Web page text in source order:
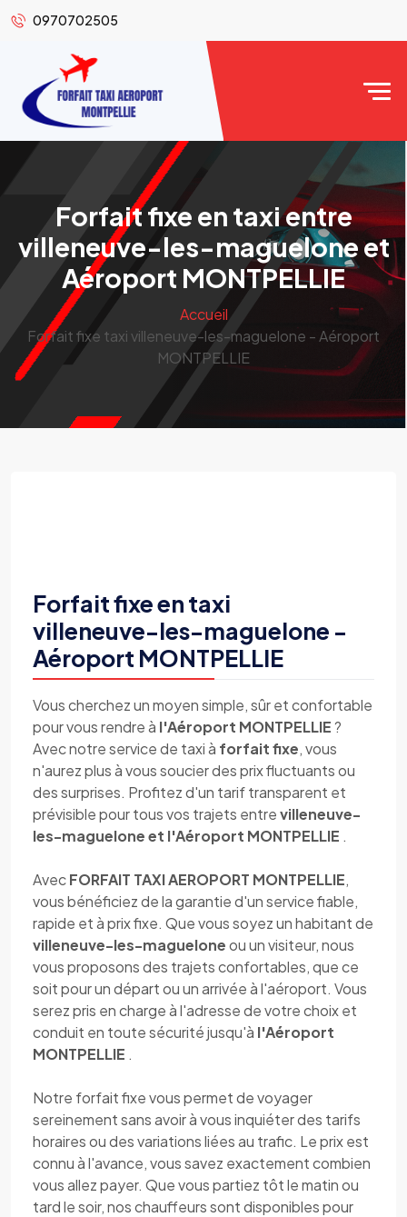
0970702505
Forfait fixe en taxi entre
villeneuve-les-maguelone et
Aéroport MONTPELLIE
Accueil
Forfait fixe taxi villeneuve-les-maguelone - Aéroport
MONTPELLIE
Forfait fixe en taxi
villeneuve-les-maguelone -
Aéroport MONTPELLIE
Vous cherchez un moyen simple, sûr et confortable
pour vous rendre à l'Aéroport MONTPELLIE?
Avec notre service de taxi à forfait fixe, vous
n'aurez plus à vous soucier des prix fluctuants ou
des surprises. Profitez d'un tarif transparent et
prévisible pour tous vos trajets entrevilleneuve-
les-maguelone et l'Aéroport MONTPELLIE .
AvecFORFAIT TAXI AEROPORT MONTPELLIE,
vous bénéficiez de la garantie d'un service fiable,
rapide et à prix fixe. Que vous soyez un habitant de
villeneuve-les-magueloneou un visiteur, nous
vous proposons des trajets confortables, que ce
soit pour un départ ou un arrivée à l'aéroport. Vous
serez pris en charge à l'adresse de votre choix et
conduit en toute sécurité jusqu'à l'Aéroport
MONTPELLIE .
Notre forfait fixe vous permet de voyager
sereinement sans avoir à vous inquiéter des tarifs
horaires ou des variations liées au trafic. Le prix est
connu à l'avance, vous savez exactement combien
vous allez payer. Que vous partiez tôt le matin ou
tard le soir, nos chauffeurs sont disponibles pour